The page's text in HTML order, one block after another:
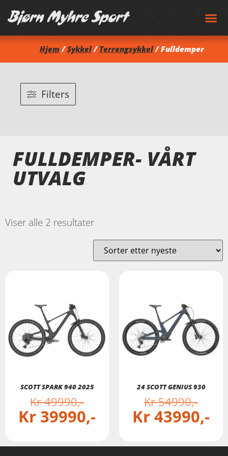
Hjem/Sykkel/Terrengsykkel/ Fulldemper
Filters
FULLDEMPER- VÅRT
UTVALG
Viser alle 2 resultater
SCOTT SPARK 940 2025
Kr49990
Kr 39990
24 SCOTT GENIUS 930
Kr54990
Kr43990